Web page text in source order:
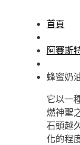
首頁
阿賽斯
蜂蜜奶
它以一
燃神聖
石頭越
化的程